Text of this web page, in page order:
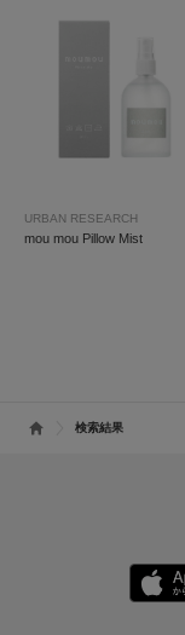
URBAN RESEARCH
mou mou Pillow Mist
検索結果